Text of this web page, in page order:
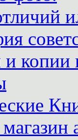
копии